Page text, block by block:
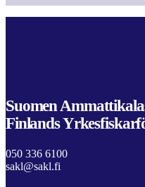
Suomen
Finlands
050 336 6100
sakl@sakl.fi